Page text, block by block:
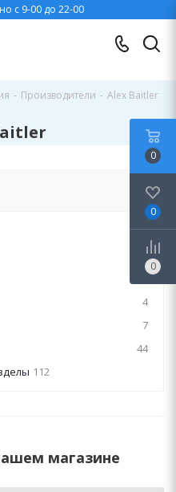
с 9-00 до 22-00
- Производители - Alex Baitler
26
25
4
7
44
112
магазине
0
0
0